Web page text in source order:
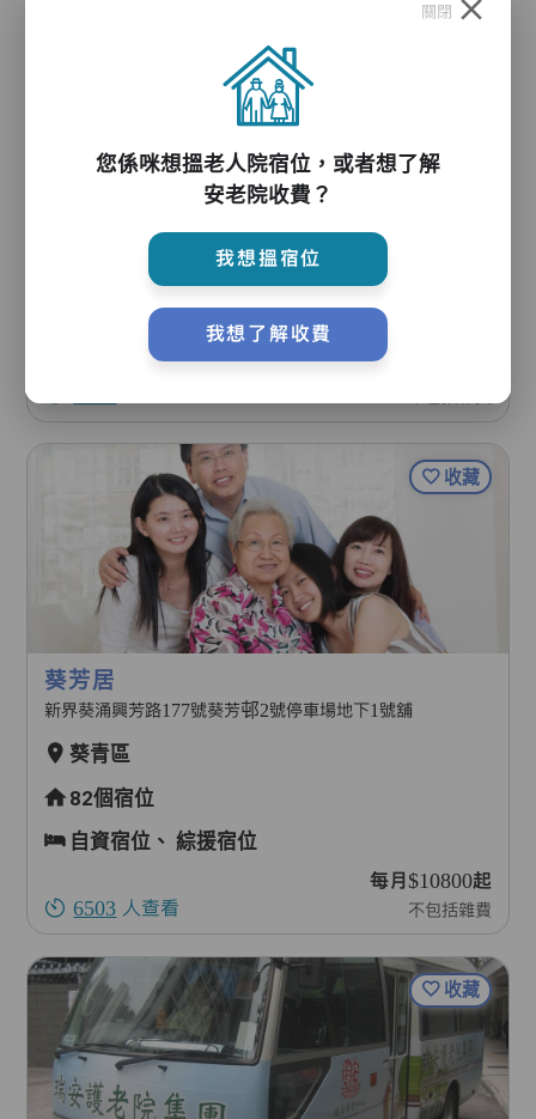
收藏
新界葵涌禾塘咀街109-115號萬成大廈2-3字樓
綜援宿位
每月$8300起
收藏
葵芳居
新界葵涌興芳路177號葵芳邨2號停車場地下1號舖
葵青區
82個宿位
自資宿位、綜援宿位
6503 人查看
每月$10800起
不包括雜費
收藏
關閉
您係咪想搵老人院宿位，或者想了解
安老院收費？
我想搵宿位
我想了解收費